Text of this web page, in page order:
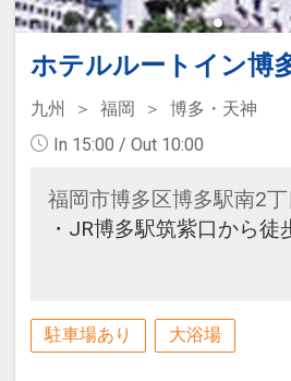
ホテルルートイン博
九州 福岡
博多・天神
In 15:00 / Out 10:00
福岡市博多区博多駅南2
・JR博多駅筑紫口から徒
駐車場あり 大浴場